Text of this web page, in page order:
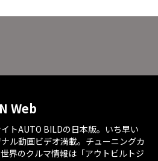
Web
トAUTO BILDの日本版。いち早い
ル動画ビデオ満載。チューニングカ
界のクルマ情報は「アウトビルトジ